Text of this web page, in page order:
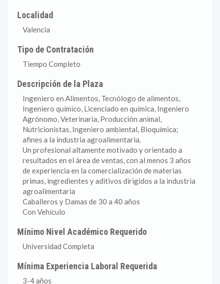
Localidad
Valencia
Tipo de Contratación
Tiempo Completo
Descripción de la Plaza
Ingeniero en Alimentos, Tecnólogo de alimentos,
Ingeniero químico, Licenciado en química, Ingeniero
Agrónomo, Veterinaria, Producción animal,
Nutricionistas, Ingeniero ambiental, Bioquímica;
afines a la industria agroalimentaria.
Un profesional altamente motivado y orientado a
resultados en el área de ventas, con al menos 3 años
de experiencia en la comercialización de materias
primas, ingredientes y aditivos dirigidos a la industria
agroalimentaria
Caballeros y Damas de 30 a 40 años
Con Vehículo
Mínimo Nivel Académico Requerido
Universidad Completa
Mínima Experiencia Laboral Requerida
3-4 años